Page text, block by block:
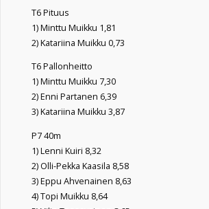
T6 Pituus
1) Minttu Muikku 1,81
2) Katariina Muikku 0,73
T6 Pallonheitto
1) Minttu Muikku 7,30
2) Enni Partanen 6,39
3) Katariina Muikku 3,87
P7 40m
1) Lenni Kuiri 8,32
2) Olli-Pekka Kaasila 8,58
3) Eppu Ahvenainen 8,63
4) Topi Muikku 8,64